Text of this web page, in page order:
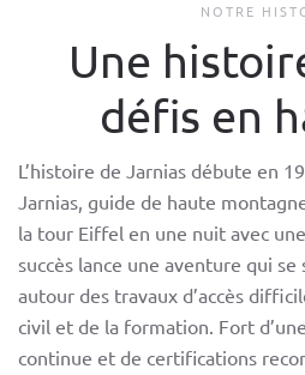
NOTRE
Une
défis en
L’histoire de Jarnias débute en
Jarnias, guide de haute
la tour Eiffel en une nuit avec
succès lance une aventure qui
autour des travaux d’accès
civil et de la formation. Fort
continue et de certifications